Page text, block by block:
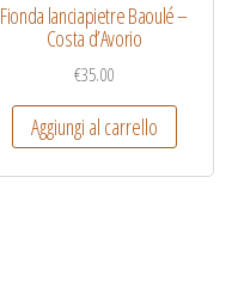
Fionda lanciapietre Baoulé –
Costa d’Avorio
€35.00
Aggiungi al carrello